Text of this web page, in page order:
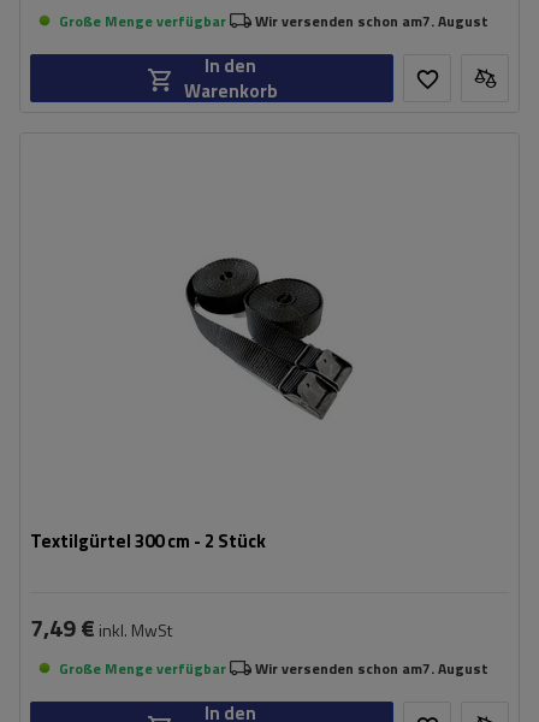
Große Menge verfügbar Wir versenden schon am7. August
In den
Warenkorb
Textilgürtel 300 cm - 2 Stück
7,49 € inkl. MwSt
Große Menge verfügbar Wir versenden schon am7. August
In den